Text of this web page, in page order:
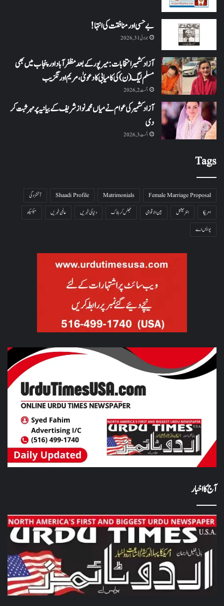
بے حسی اور منافقت کی انتہا !
جولائی 31, 2026
آزاد کشمیر انتخابات: میرپور کے بعد مظفرآباد اور پنجاب میں بھی
مسلم لیگ (ن) کی کامیابی کا دعویٰ، مریم اورنگزیب
اگست 2, 2026
آزاد کشمیر کی عوام نے میاں محمد نواز شریف کے بیانیہ پر مہر ثبت کر
دی
اگست 3, 2026
Tags
Female Marriage Proposal
Matrimonials
Shaadi Profile
آتشزدگی
امریکا
انٹرنیشنل بین الاقوامی جھلس کر ہلاک دنیا کی خبریں عالمی خبریں
میکسیکو
یو ایس اے
آج کا اخبار